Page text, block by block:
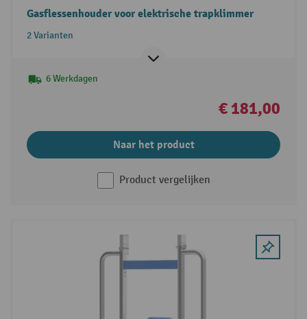
Gasflessenhouder voor elektrische trapklimmer
2 Varianten
6 Werkdagen
€ 181,00
Naar het product
Product vergelijken